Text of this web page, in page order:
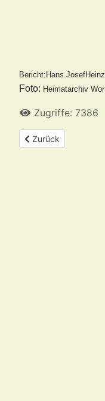
Foto: Heimatarchiv
Zugriffe: 7386
Vorheriger Beitrag:
Zurück